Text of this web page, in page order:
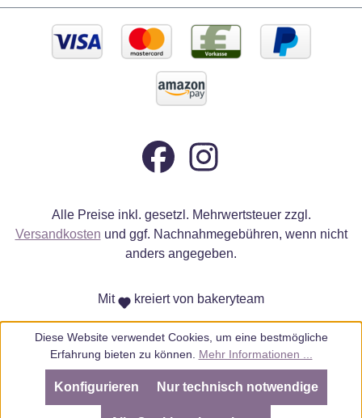
Alle Preise inkl. gesetzl. Mehrwertsteuer zzgl.
Versandkosten und ggf. Nachnahmegebühren, wenn nicht
anders angegeben.
Mit kreiert von bakeryteam
Diese Website verwendet Cookies, um eine bestmögliche
Erfahrung bieten zu können. Mehr Informationen ...
Nur technisch notwendige
Konfigurieren
SEHR GUT